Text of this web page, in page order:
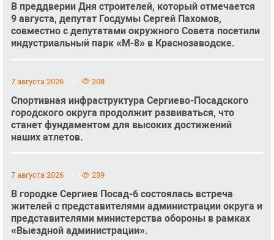
В преддверии Дня строителей, который отмечается
9 августа, депутат Госдумы Сергей Пахомов,
совместно с депутатами окружного Совета посетили
индустриальный парк «М-8» в Краснозаводске.
7 августа 2026 208
Спортивная инфраструктура Сергиево-Посадского
городского округа продолжит развиваться, что
станет фундаментом для высоких достижений
наших атлетов.
7 августа 2026 239
В городке Сергиев Посад-6 состоялась встреча
жителей с представителями администрации округа и
представителями министерства обороны в рамках
«Выездной администрации».